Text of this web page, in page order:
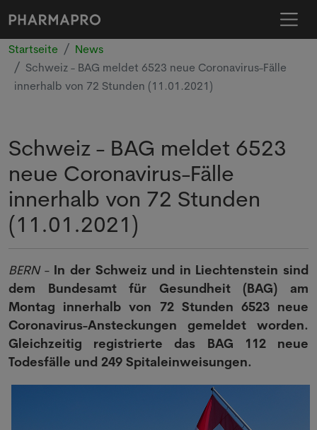
Startseite
News
Schweiz - BAG meldet 6523 neue Coronavirus-Fälle
innerhalb von 72 Stunden (11.01.2021)
Schweiz - BAG meldet 6523
neue Coronavirus-Fälle
innerhalb von 72 Stunden
(11.01.2021)
BERN- In der Schweiz und in Liechtenstein sind
dem Bundesamt für Gesundheit (BAG) am
Montag innerhalb von 72 Stunden 6523 neue
Coronavirus-Ansteckungen gemeldet worden.
Gleichzeitig registrierte das BAG 112 neue
Todesfälle und 249 Spitaleinweisungen.